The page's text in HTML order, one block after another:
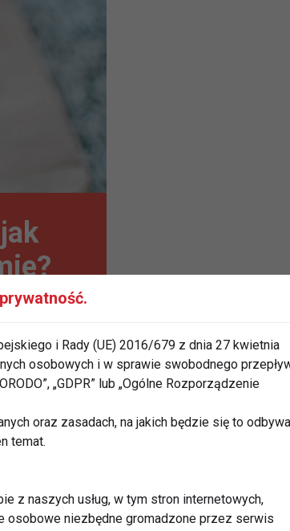
i Rady (UE) 2016/679 z dnia 27 kwietnia
osobowych i w sprawie swobodnego
„GDPR” lub „Ogólne Rozporządzenie
oraz zasadach, na jakich będzie się to
temat.
z naszych usług, w tym stron internetowych,
osobowe niezbędne gromadzone przez serwis